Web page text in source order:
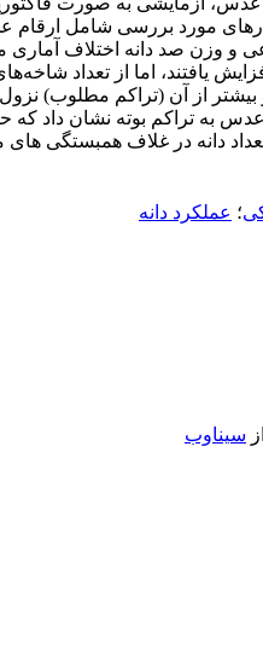
و وزن صد دانه اختلاف
یافتند، اما از تعداد
از آن (تراکم مطلوب)
دانه در غلاف همبستگی
؛ عملکرد دانه
سیناوب